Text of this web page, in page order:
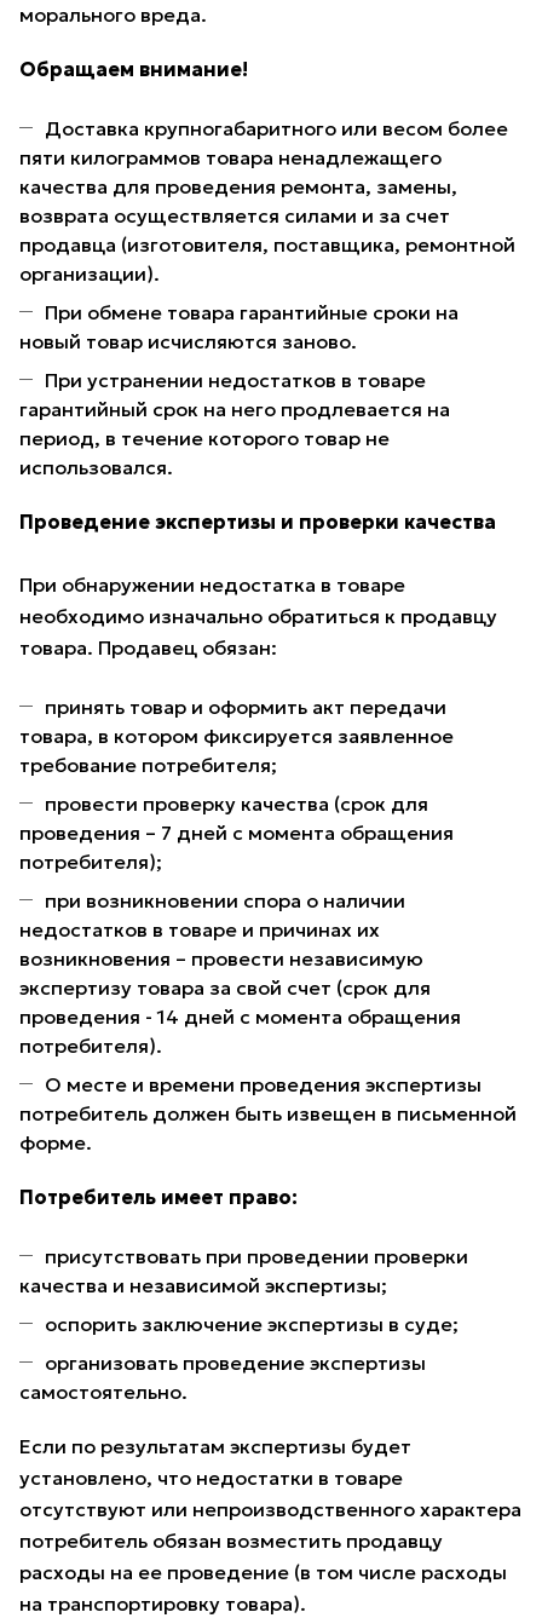
морального вреда.
Обращаем внимание!
Доставка крупногабаритного или весом более
пяти килограммов товара ненадлежащего
качества для проведения ремонта, замены,
возврата осуществляется силами и за счет
продавца (изготовителя, поставщика, ремонтной
организации).
При обмене товара гарантийные сроки на
новый товар исчисляются заново.
При устранении недостатков в товаре
гарантийный срок на него продлевается на
период, в течение которого товар не
использовался.
Проведение экспертизы и проверки качества
При обнаружении недостатка в товаре
необходимо изначально обратиться к продавцу
товара. Продавец обязан:
принять товар и оформить акт передачи
товара, в котором фиксируется заявленное
требование потребителя;
провести проверку качества (срок для
проведения – 7 дней с момента обращения
потребителя);
при возникновении спора о наличии
недостатков в товаре и причинах их
возникновения – провести независимую
экспертизу товара за свой счет (срок для
проведения - 14 дней с момента обращения
потребителя).
О месте и времени проведения экспертизы
потребитель должен быть извещен в письменной
форме.
Потребитель имеет право:
присутствовать при проведении проверки
качества и независимой экспертизы;
оспорить заключение экспертизы в суде;
организовать проведение экспертизы
самостоятельно.
Если по результатам экспертизы будет
установлено, что недостатки в товаре
отсутствуют или непроизводственного характера
потребитель обязан возместить продавцу
расходы на ее проведение (в том числе расходы
на транспортировку товара).